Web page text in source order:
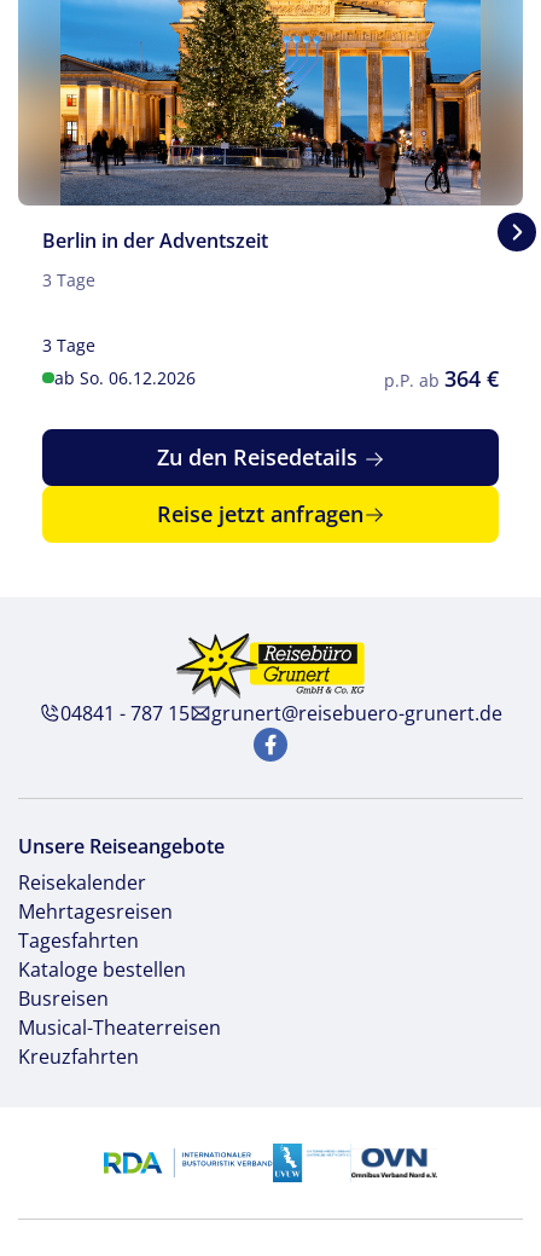
© Maciej Olszewski - Fotolia
Berlin in der Adventszeit
3 Tage
3 Tage
ab So. 06.12.2026
p.P. ab 364 €
Zu den Reisedetails
Reise jetzt anfragen
04841 - 787 15 grunert@reisebuero-grunert.de
Unsere Reiseangebote
Reisekalender
Mehrtagesreisen
Tagesfahrten
Kataloge bestellen
Busreisen
Musical-Theaterreisen
Kreuzfahrten